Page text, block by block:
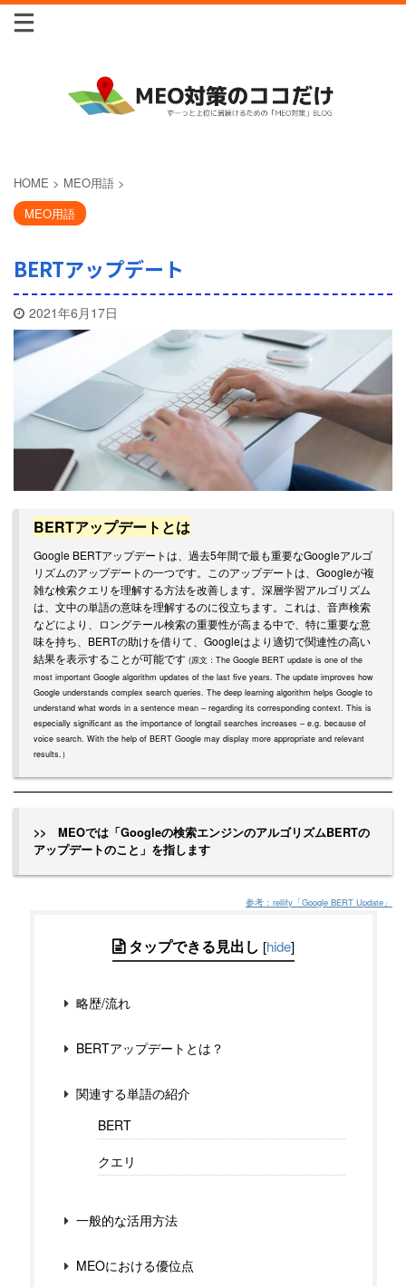
HOME > MEO用語 >
MEO用語
BERTアップデート
2021年6月17日
BERTアップデートとは
Google BERTアップデートは、過去5年間で最も重要なGoogleアルゴ
リズムのアップデートの一つです。このアップデートは、Googleが複
雑な検索クエリを理解する方法を改善します。深層学習アルゴリズム
は、文中の単語の意味を理解するのに役立ちます。これは、音声検索
などにより、ロングテール検索の重要性が高まる中で、特に重要な意
味を持ち、BERTの助けを借りて、Googleはより適切で関連性の高い
結果を表示することが可能です (原文 ：The Google BERT update is one of the
most important Google algorithm updates of the last five years. The update improves how
Google understands complex search queries. The deep learning algorithm helps Google to
understand what words in a sentence mean – regarding its corresponding context. This is
especially significant as the importance of longtail searches increases – e.g. because of
voice search. With the help of BERT Google may display more appropriate and relevant
results.）
>> MEOでは「Googleの検索エンジンのアルゴリズムBERTの
アップデートのこと」を指します
参考：rellify「Google BERT Update」
タップできる見出し [hide]
略歴/流れ
BERTアップデートとは？
関連する単語の紹介
BERT
クエリ
一般的な活用方法
MEOにおける優位点